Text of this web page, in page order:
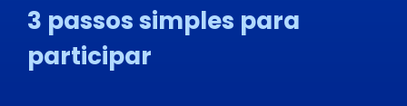
3 passos simples para
participar